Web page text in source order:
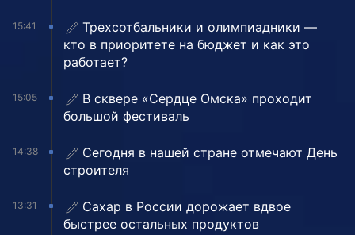
15:41
Трехсотбальники и олимпиадники —
кто в приоритете на бюджет и как это
работает?
15:05
В сквере «Сердце Омска» проходит
большой фестиваль
14:38
Сегодня в нашей стране отмечают День
строителя
13:31
Сахар в России дорожает вдвое
быстрее остальных продуктов